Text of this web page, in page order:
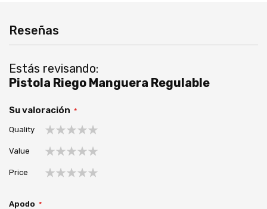
Reseñas
Estás revisando:
Pistola Riego Manguera Regulable
Su valoración
Quality
estrella
estrellas
estrellas
estrellas
estrellas
Value
estrella
estrellas
estrellas
estrellas
estrellas
Price
Apodo